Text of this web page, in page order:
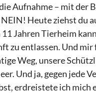
Aufnahme – mit der
Heute ziehst du
Jahren Tierheim
zu entlassen. Und
Weg, unsere
Und ja, gegen jede
erdreistete ich mich